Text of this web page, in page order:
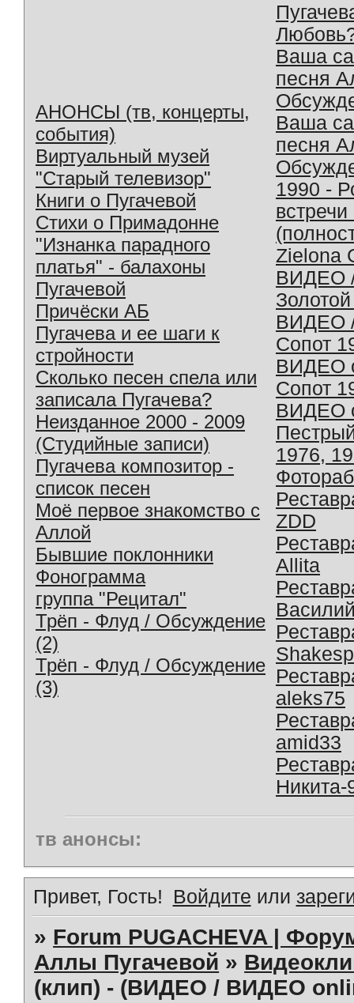
АНОНСЫ (тв, концерты,
события)
Виртуальный музей
"Старый телевизор"
Книги о Пугачевой
Стихи о Примадонне
"Изнанка парадного
платья" - балахоны
Пугачевой
Причёски АБ
Пугачева и ее шаги к
стройности
Сколько песен спела или
записала Пугачева?
Неизданное 2000 - 2009
(Студийные записи)
Пугачева композитор -
список песен
Моё первое знакомство с
Аллой
Бывшие поклонники
Фонограмма
группа "Рецитал"
Трёп - Флуд / Обсуждение
(2)
Трёп - Флуд / Обсуждение
(3)
Ваша
песня
Ваша
песня
1990 -
Zielona
ВИДЕО
ВИДЕО
Сопот
ВИДЕО
Сопот
ВИДЕО
1976,
ZDD
Allita
aleks75
amid33
Никита-
тв анонсы:
Привет, Гость! Войдите или
» Forum PUGACHEVA |
Аллы Пугачевой »
(клип) - (ВИДЕО / ВИДЕО